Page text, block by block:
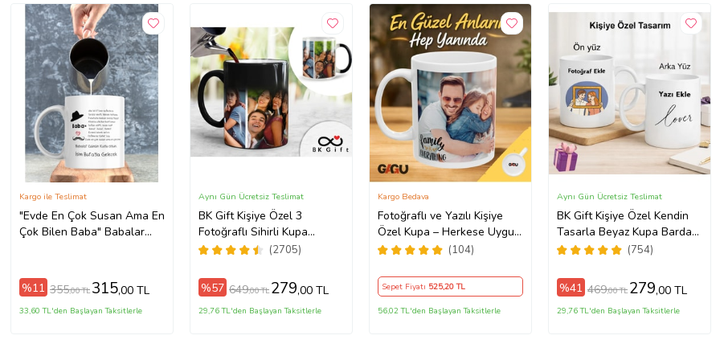
"Evde En Çok Susan Ama En
Çok Bilen Baba" Babalar
Kargo ile Teslimat
%11 355,00 TL 315,00 TL
33,60 TL'den Başlayan Taksitlerle
BK Gift Kişiye Özel 3
Fotoğraflı Sihirli Kupa
Bardak, Arkadaşa Hediye,
(2705)
Aynı Gün Ücretsiz Teslimat
%57 649,00 TL 279,00 TL
29,76 TL'den Başlayan Taksitlerle
Fotoğraflı ve Yazılı Kişiye
Özel Kupa – Herkese Uygun
Anlamlı Hediye Porselen(104)
Kargo Bedava
Sepet Fiyatı 525,20 TL
56,02 TL'den Başlayan Taksitlerle
BK Gift Kişiye Özel Kendin
Tasarla Beyaz Kupa Bardak,
Sevgiliye Hediye, Arkadaşa
Hediyesi
(754)
Aynı Gün Ücretsiz Teslimat
%41 469,00 TL 279,00 TL
29,76 TL'den Başlayan Taksitlerle